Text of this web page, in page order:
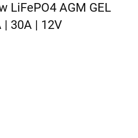
LiFePO4 AGM GEL
| 30A | 12V